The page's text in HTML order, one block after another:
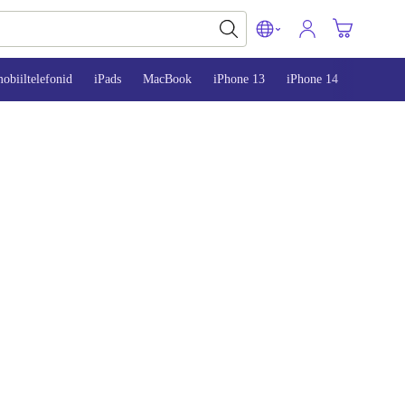
iPads MacBook iPhone 13 iPhone 14